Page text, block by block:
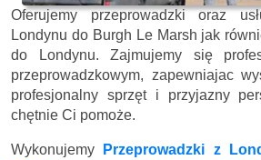
Oferujemy przeprowadzki oraz
Londynu do Burgh Le Marsh jak
do Londynu. Zajmujemy się
przeprowadzkowym, zapewniajac
profesjonalny sprzęt i przyjazny
chętnie Ci pomoże.
Wykonujemy
Przeprowadzki z